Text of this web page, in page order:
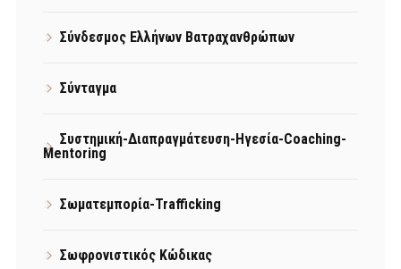
Σύνδεσμος Ελλήνων Βατραχανθρώπων
Σύνταγμα
Συστημική-Διαπραγμάτευση-Ηγεσία-Coaching-
Mentoring
Σωματεμπορία-Trafficking
Σωφρονιστικός Κώδικας